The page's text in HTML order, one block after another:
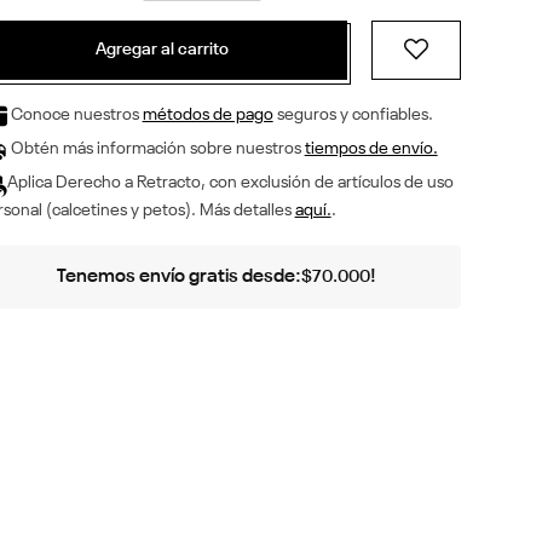
Agregar al carrito
Conoce nuestros métodos de pagoseguros y confiables.
Obtén más información sobre nuestros tiempos de envío.
Aplica Derecho a Retracto, con exclusión de artículos de uso
(calcetines y petos). Más detalles aquí..
Tenemos envío gratis desde:$70.000!